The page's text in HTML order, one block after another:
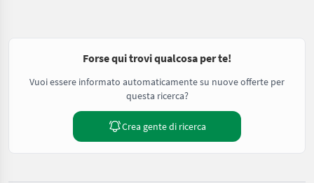
Forse qui trovi qualcosa per te!
Vuoi essere informato automaticamente su nuove offerte per
questa ricerca?
Crea gente di ricerca